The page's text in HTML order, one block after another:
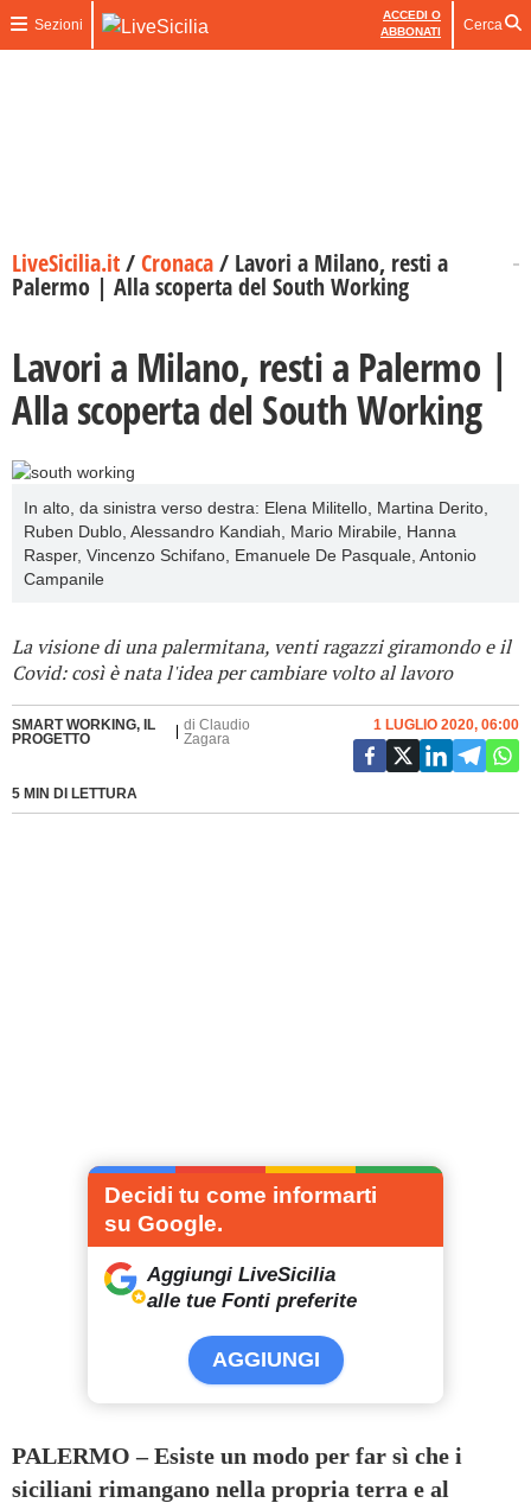
Sezioni
ACCEDI O
ABBONATI
Cerca
LiveSicilia.it/Cronaca/ Lavori a Milano, resti a
Palermo | Alla scoperta del South Working
Lavori a Milano, resti a Palermo |
Alla scoperta del South Working
In alto, da sinistra verso destra: Elena Militello, Martina Derito,
Ruben Dublo, Alessandro Kandiah, Mario Mirabile, Hanna
Rasper, Vincenzo Schifano, Emanuele De Pasquale, Antonio
Campanile
La visione di una palermitana, venti ragazzi giramondo e il
Covid: così è nata l'idea per cambiare volto al lavoro
SMART WORKING, IL
PROGETTO
diClaudio
Zagara
5 MIN DI LETTURA
1 LUGLIO 2020, 06:00
Decidi tu come informarti
su Google.
Aggiungi LiveSicilia
alle tue Fonti preferite
AGGIUNGI
PALERMO – Esiste un modo per far sì che i
siciliani rimangano nella propria terra e al